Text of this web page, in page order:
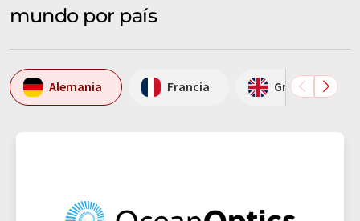
mundo por país
Alemania Francia Gran Bretaña